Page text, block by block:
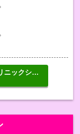
○コキクリニック～○○クリニックシリーズ～